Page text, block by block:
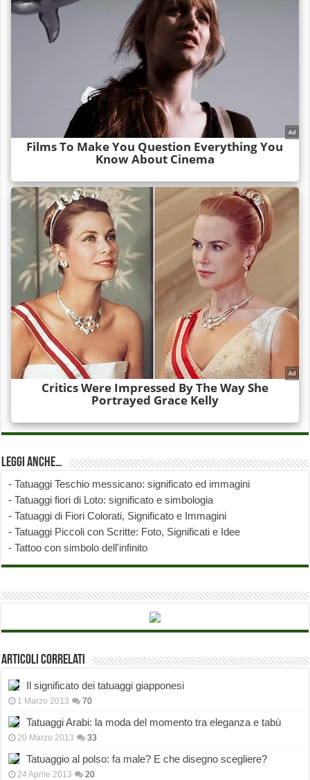
Leggi anche…
-Tatuaggi Teschio messicano: significato ed immagini
-Tatuaggi fiori di Loto: significato e simbologia
-Tatuaggi di Fiori Colorati, Significato e Immagini
-Tatuaggi Piccoli con Scritte: Foto, Significati e Idee
-Tattoo con simbolo dell'infinito
Articoli correlati
Il significato dei tatuaggi giapponesi
1 Marzo 2013 70
Tatuaggi Arabi: la moda del momento tra eleganza e tabù
20 Marzo 2013 33
Tatuaggio al polso: fa male? E che disegno scegliere?
24 Aprile 2013 20